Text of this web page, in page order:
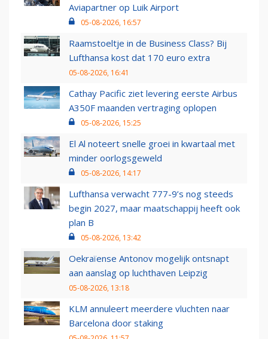
Aviapartner op Luik Airport
05-08-2026, 16:57
Raamstoeltje in de Business Class? Bij
Lufthansa kost dat 170 euro extra
05-08-2026, 16:41
Cathay Pacific ziet levering eerste Airbus
A350F maanden vertraging oplopen
05-08-2026, 15:25
El Al noteert snelle groei in kwartaal met
minder oorlogsgeweld
05-08-2026, 14:17
Lufthansa verwacht 777-9’s nog steeds
begin 2027, maar maatschappij heeft ook
plan B
05-08-2026, 13:42
Oekraïense Antonov mogelijk ontsnapt
aan aanslag op luchthaven Leipzig
05-08-2026, 13:18
KLM annuleert meerdere vluchten naar
Barcelona door staking